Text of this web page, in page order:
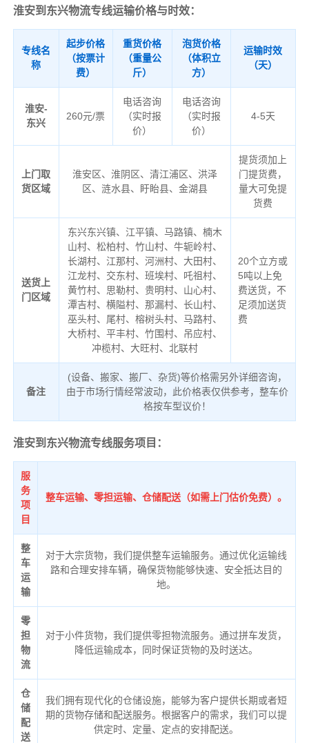
淮安到东兴物流专线运输价格与时效：
专线名
称
起步价格
（按票计
费）
重货价格
（重量公
斤）
泡货价格
（体积立
方）
运输时效
（天）
淮安-
东兴
260元/票
电话咨询
（实时报
价）
电话咨询
（实时报
价）
4-5天
上门取
货区域
淮安区、淮阴区、清江浦区、洪泽
区、涟水县、盱眙县、金湖县
提货须加上
门提货费，
量大可免提
货费
送货上
门区域
东兴东兴镇、江平镇、马路镇、楠木
山村、松柏村、竹山村、牛轭岭村、
长湖村、江那村、河洲村、大田村、
江龙村、交东村、班埃村、吒祖村、
黄竹村、思勒村、贵明村、山心村、
潭吉村、横隘村、那漏村、长山村、
巫头村、尾村、榕树头村、马路村、
大桥村、平丰村、竹围村、吊应村、
冲榄村、大旺村、北联村
20个立方或
5吨以上免
费送货，不
足须加送货
费
备注
(设备、搬家、搬厂、杂货)等价格需另外详细咨询，
由于市场行情经常波动，此价格表仅供参考，整车价
格按车型议价！
淮安到东兴物流专线服务项目：
服
务
项
目
整车运输、零担运输、仓储配送（如需上门估价免费）。
整
车
运
输
对于大宗货物，我们提供整车运输服务。通过优化运输线
路和合理安排车辆，确保货物能够快速、安全抵达目的
地。
零
担
物
流
对于小件货物，我们提供零担物流服务。通过拼车发货，
降低运输成本，同时保证货物的及时送达。
仓
储
配
送
我们拥有现代化的仓储设施，能够为客户提供长期或者短
期的货物存储和配送服务。根据客户的需求，我们可以提
供定时、定量、定点的安排配送。